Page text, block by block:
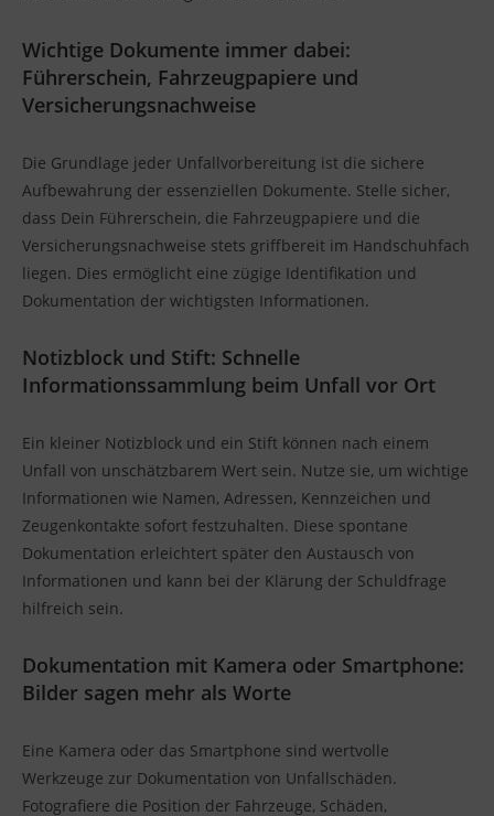
Wichtige Dokumente immer dabei:
Führerschein, Fahrzeugpapiere und
Versicherungsnachweise
Die Grundlage jeder Unfallvorbereitung ist die sichere
Aufbewahrung der essenziellen Dokumente. Stelle sicher,
dass Dein Führerschein, die Fahrzeugpapiere und die
Versicherungsnachweise stets griffbereit im Handschuhfach
liegen. Dies ermöglicht eine zügige Identifikation und
Dokumentation der wichtigsten Informationen.
Notizblock und Stift: Schnelle
Informationssammlung beim Unfall vor Ort
Ein kleiner Notizblock und ein Stift können nach einem
Unfall von unschätzbarem Wert sein. Nutze sie, um wichtige
Informationen wie Namen, Adressen, Kennzeichen und
Zeugenkontakte sofort festzuhalten. Diese spontane
Dokumentation erleichtert später den Austausch von
Informationen und kann bei der Klärung der Schuldfrage
hilfreich sein.
Dokumentation mit Kamera oder Smartphone:
Bilder sagen mehr als Worte
Eine Kamera oder das Smartphone sind wertvolle
Werkzeuge zur Dokumentation von Unfallschäden.
Fotografiere die Position der Fahrzeuge, Schäden,